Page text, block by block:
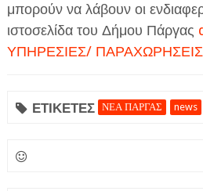
μπορούν να λάβουν οι
ιστοσελίδα του Δήμου Πάργας
ΥΠΗΡΕΣΙΕΣ/ ΠΑΡΑΧΩΡΗΣΕΙΣ
ΕΤΙΚΕΤΕΣ ΝΕΑ ΠΑΡΓΑΣ news